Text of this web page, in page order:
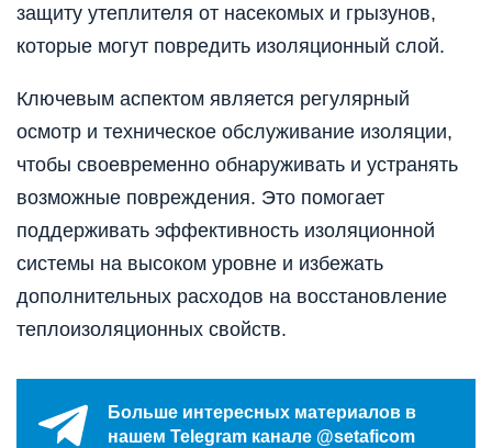
защиту утеплителя от насекомых и грызунов,
которые могут повредить изоляционный слой.
Ключевым аспектом является регулярный
осмотр и техническое обслуживание изоляции,
чтобы своевременно обнаруживать и устранять
возможные повреждения. Это помогает
поддерживать эффективность изоляционной
системы на высоком уровне и избежать
дополнительных расходов на восстановление
теплоизоляционных свойств.
Больше интересных материалов в
нашем Telegram канале @setaficom